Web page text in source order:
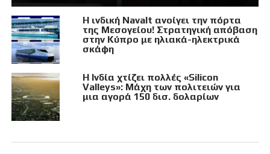
Η ινδική Navalt ανοίγει την πόρτα
της Μεσογείου! Στρατηγική απόβαση
στην Κύπρο με ηλιακά-ηλεκτρικά
σκάφη
Η Ινδία χτίζει πολλές «Silicon
Valleys»: Μάχη των πολιτειών για
μια αγορά 150 δισ. δολαρίων